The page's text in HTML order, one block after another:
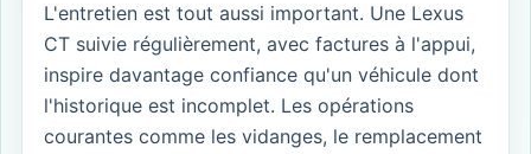
L'entretien est tout aussi important. Une Lexus
CT suivie régulièrement, avec factures à l'appui,
inspire davantage confiance qu'un véhicule dont
l'historique est incomplet. Les opérations
courantes comme les vidanges, le remplacement